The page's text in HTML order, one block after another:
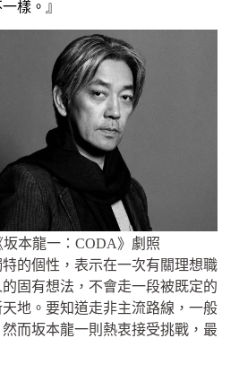
樣。』
坂本龍一：CODA》劇照
的個性，表示在一次有關理想職
固有想法，不會走一段被既定的
地。要知道走非主流路線，一般
而坂本龍一則熱衷接受挑戰，最